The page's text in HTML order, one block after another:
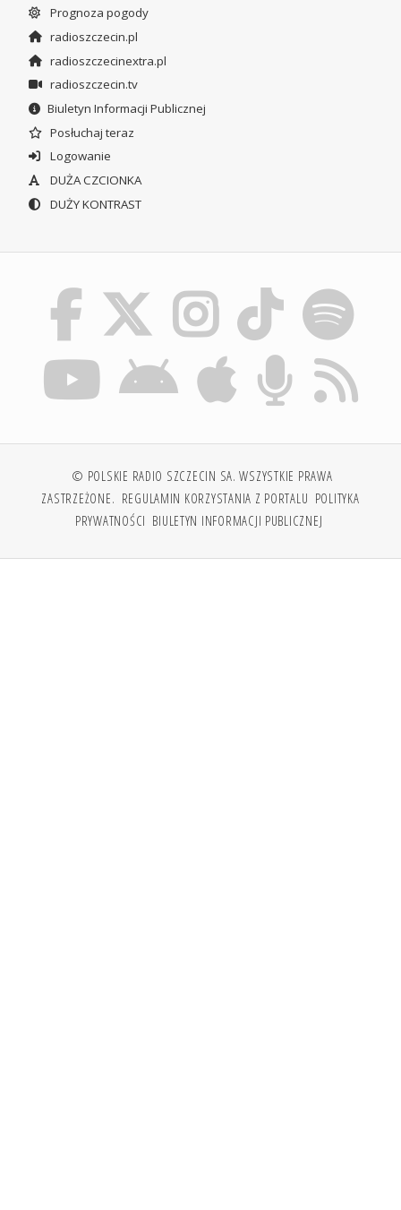
Prognoza pogody
radioszczecin.pl
radioszczecinextra.pl
radioszczecin.tv
Biuletyn Informacji Publicznej
Posłuchaj teraz
Logowanie
DUŻA CZCIONKA
DUŻY KONTRAST
© POLSKIE RADIO SZCZECIN SA. WSZYSTKIE PRAWA
ZASTRZEŻONE. REGULAMIN KORZYSTANIA Z PORTALU POLITYKA
PRYWATNOŚCI BIULETYN INFORMACJI PUBLICZNEJ